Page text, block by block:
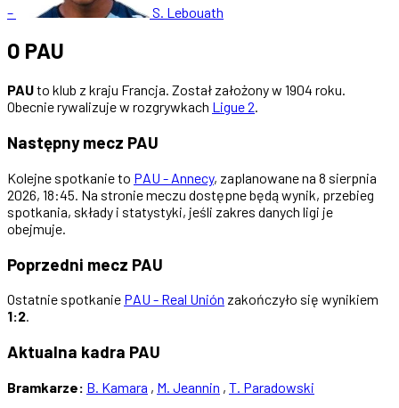
– S. Lebouath
O PAU
PAUto klub z kraju Francja. Został założony w 1904 roku.
Obecnie rywalizuje w rozgrywkach Ligue 2.
Następny mecz PAU
Kolejne spotkanie to PAU - Annecy, zaplanowane na 8 sierpnia
2026, 18:45. Na stronie meczu dostępne będą wynik, przebieg
spotkania, składy i statystyki, jeśli zakres danych ligi je
obejmuje.
Poprzedni mecz PAU
Ostatnie spotkanie PAU - Real Unión zakończyło się wynikiem
1:2.
Aktualna kadra PAU
Bramkarze: B. Kamara , M. Jeannin , T. Paradowski